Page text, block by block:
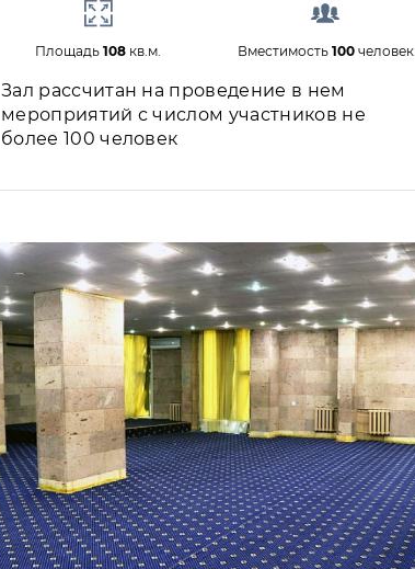
Площадь108 кв.м. Вместимость 100человек
Зал рассчитан на проведение в нем
мероприятий с числом участников не
более 100 человек